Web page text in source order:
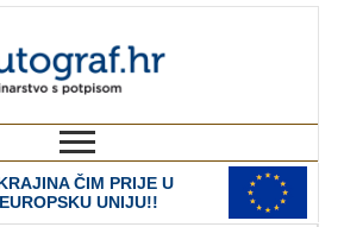
ČIM PRIJE U
EUROPSKU UNIJU!!